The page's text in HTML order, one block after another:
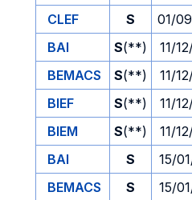
CLEF
S 01/
BAI
S(**) 11/
BEMACS
S(**) 11/
BIEF
S(**) 11/
BIEM
S(**) 11/
BAI
S 15/
BEMACS
S 15/